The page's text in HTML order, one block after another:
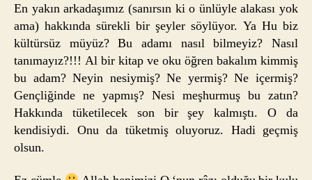
En yakın arkadaşımız (sanırsın ki o ünlüyle alakası yok
ama) hakkında sürekli bir şeyler söylüyor. Ya Hu biz
kültürsüz müyüz? Bu adamı nasıl bilmeyiz? Nasıl
tanımayız?!!! Al bir kitap ve oku öğren bakalım kimmiş
bu adam? Neyin nesiymiş? Ne yermiş? Ne içermiş?
Gençliğinde ne yapmış? Nesi meşhurmuş bu zatın?
Hakkında tüketilecek son bir şey kalmıştı. O da
kendisiydi. Onu da tüketmiş oluyoruz. Hadi geçmiş
olsun.